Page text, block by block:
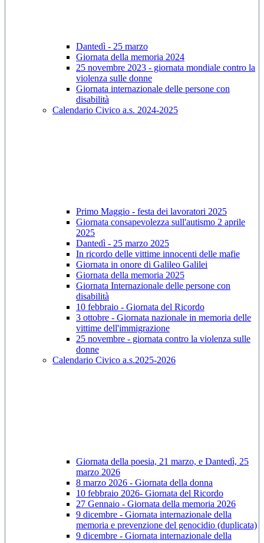
Dantedì - 25 marzo
Giornata della memoria 2024
25 novembre 2023 - giornata mondiale contro la
violenza sulle donne
Giornata internazionale delle persone con
disabilità
Calendario Civico a.s. 2024-2025
Primo Maggio - festa dei lavoratori 2025
Giornata consapevolezza sull'autismo 2 aprile
2025
Dantedì - 25 marzo 2025
In ricordo delle vittime innocenti delle mafie
Giornata in onore di Galileo Galilei
Giornata della memoria 2025
Giornata Internazionale delle persone con
disabilità
10 febbraio - Giornata del Ricordo
3 ottobre - Giornata nazionale in memoria delle
vittime dell'immigrazione
25 novembre - giornata contro la violenza sulle
donne
Calendario Civico a.s.2025-2026
Giornata della poesia, 21 marzo, e Dantedì, 25
marzo 2026
8 marzo 2026 - Giornata della donna
10 febbraio 2026- Giornata del Ricordo
27 Gennaio - Giornata della memoria 2026
9 dicembre - Giornata internazionale della
memoria e prevenzione del genocidio (duplicata)
9 dicembre - Giornata internazionale della